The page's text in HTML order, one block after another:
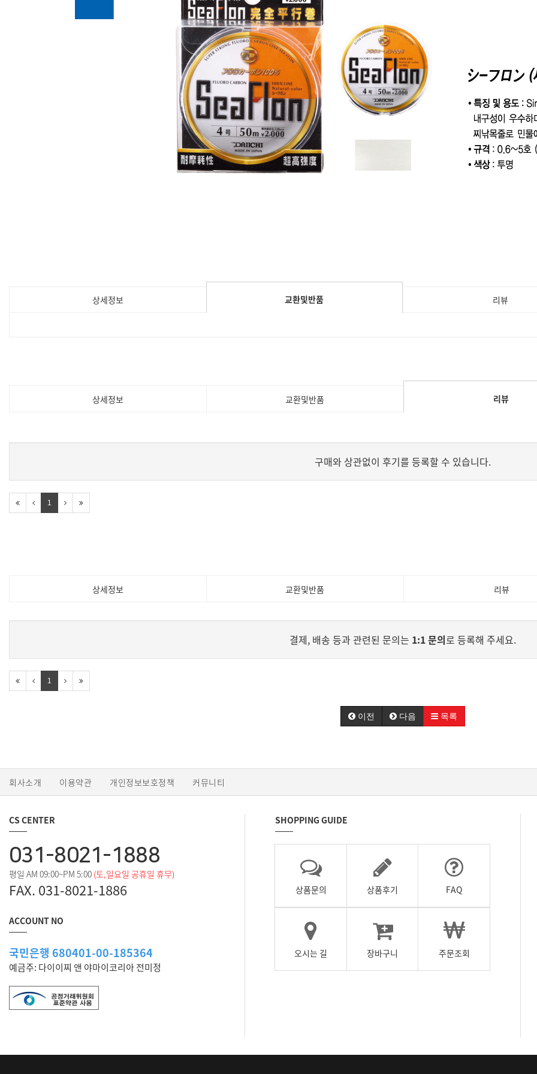
상세정보 교환및반품 리뷰
상세정보 교환및반품 리뷰
구매와 상관없이 후기를 등록할 수 있습니다.
1
상세정보 교환및반품 리뷰
결제, 배송 등과 관련된 문의는 1:1 문의로 등록해 주세요.
1
이전 다음 목록
회사소개 이용약관 개인정보보호정책 커뮤니티
CS CENTER
031-8021-1888
평일 AM 09:00~PM 5:00 (토,일요일 공휴일 휴무)
FAX. 031-8021-1886
ACCOUNT NO
국민은행 680401-00-185364
예금주: 다이이찌 앤 야마이코리아 전미정
SHOPPING GUIDE
상품문의 상품후기 FAQ
오시는 길 장바구니 주문조회